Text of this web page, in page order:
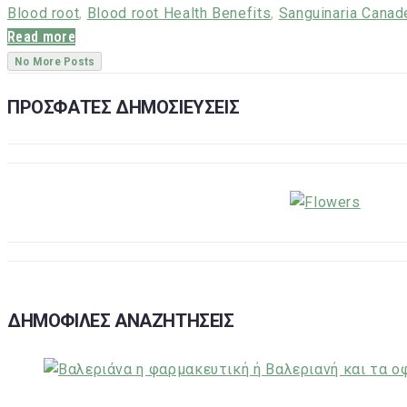
Blood root, Blood root Health Benefits, Sanguinaria
Read more
No More Posts
ΠΡΟΣΦΑΤΕΣ ΔΗΜΟΣΙΕΥΣΕΙΣ
ΔΗΜΟΦΙΛΕΣ ΑΝΑΖΗΤΗΣΕΙΣ